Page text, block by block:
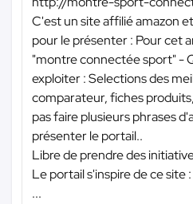
C'est un site affilié amazon
pour le présenter : Pour cet
"montre connectée sport" -
exploiter : Selections des
comparateur, fiches
pas faire plusieurs phrases
présenter le portail..
Libre de prendre des
Le portail s'inspire de ce site :
...